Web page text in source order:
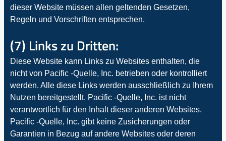
dieser Website müssen allen geltenden Gesetzen,
Regeln und Vorschriften entsprechen.
(7) Links zu Dritten:
Diese Website kann Links zu Websites enthalten, die
nicht von Pacific -Quelle, Inc. betrieben oder kontrolliert
werden. Alle diese Links werden ausschließlich zu Ihrem
Nutzen bereitgestellt. Pacific -Quelle, Inc. ist nicht
verantwortlich für den Inhalt dieser anderen Websites.
Pacific -Quelle, Inc. gibt keine Zusicherungen oder
Garantien in Bezug auf andere Websites oder deren